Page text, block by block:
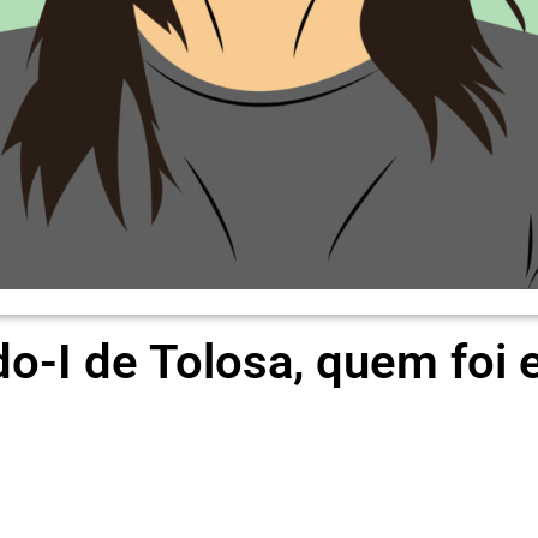
I de Tolosa, quem foi